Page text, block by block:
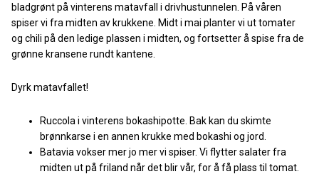
bladgrønt på vinterens matavfall i drivhustunnelen. På våren
spiser vi fra midten av krukkene. Midt i mai planter vi ut tomater
og chili på den ledige plassen i midten, og fortsetter å spise fra de
grønne kransene rundt kantene.
Dyrk matavfallet!
Ruccola i vinterens bokashipotte. Bak kan du skimte
brønnkarse i en annen krukke med bokashi og jord.
Batavia vokser mer jo mer vi spiser. Vi flytter salater fra
midten ut på friland når det blir vår, for å få plass til tomat.